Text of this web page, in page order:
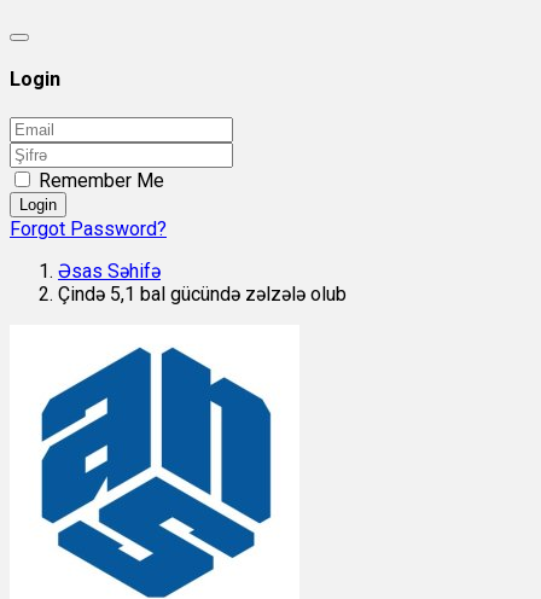
Login
Remember Me
Login
Forgot Password?
Əsas Səhifə
Çində 5,1 bal gücündə zəlzələ olub